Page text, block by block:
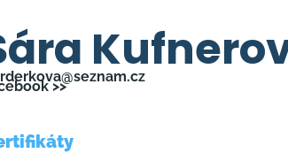
>>